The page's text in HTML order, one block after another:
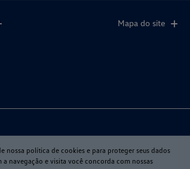
Mapa do site
nossa política de cookies e para proteger seus dados
a navegação e visita você concorda com nossas